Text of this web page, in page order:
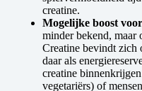
creatine.
Mogelijke boost
minder bekend, maar
Creatine bevindt zich
daar als
creatine
vegetariërs) of